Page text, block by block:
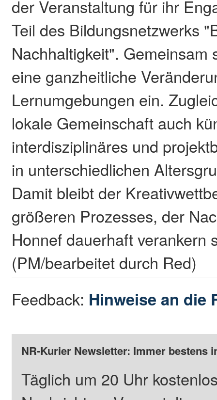
der Veranstaltung für ihr
Teil des Bildungsnetzwerks
Nachhaltigkeit". Gemeinsam
eine ganzheitliche
Lernumgebungen ein.
lokale Gemeinschaft auch
interdisziplinäres und
in unterschiedlichen
Damit bleibt der
größeren Prozesses, der
Honnef dauerhaft verankern
(PM/bearbeitet durch Red)
Feedback: Hinweise an die
NR-Kurier Newsletter: Immer bestens
Täglich um 20 Uhr